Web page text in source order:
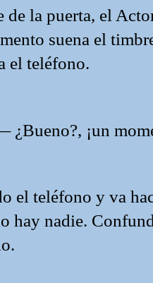
de la puerta, el
suena el
el teléfono.
¿Bueno?, ¡un
el teléfono y va
hay nadie.